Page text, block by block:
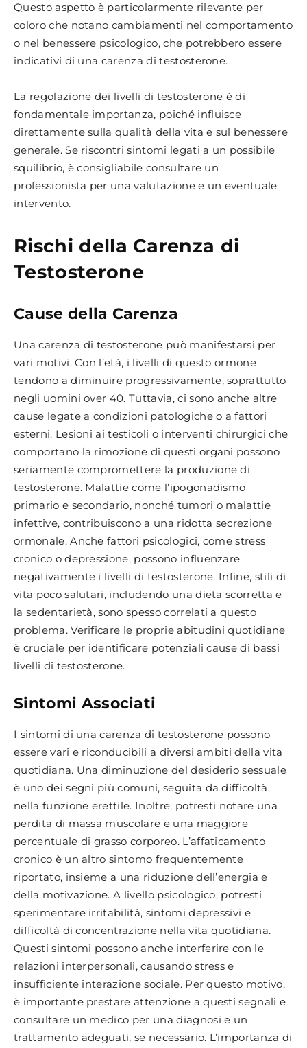
Questo aspetto è particolarmente rilevante per
coloro che notano cambiamenti nel comportamento
o nel benessere psicologico, che potrebbero essere
indicativi di una carenza di testosterone.
La regolazione dei livelli di testosterone è di
fondamentale importanza, poiché influisce
direttamente sulla qualità della vita e sul benessere
generale. Se riscontri sintomi legati a un possibile
squilibrio, è consigliabile consultare un
professionista per una valutazione e un eventuale
intervento.
Rischi della Carenza di
Testosterone
Cause della Carenza
Una carenza di testosterone può manifestarsi per
vari motivi. Con l’età, i livelli di questo ormone
tendono a diminuire progressivamente, soprattutto
negli uomini over 40. Tuttavia, ci sono anche altre
cause legate a condizioni patologiche o a fattori
esterni. Lesioni ai testicoli o interventi chirurgici che
comportano la rimozione di questi organi possono
seriamente compromettere la produzione di
testosterone. Malattie come l’ipogonadismo
primario e secondario, nonché tumori o malattie
infettive, contribuiscono a una ridotta secrezione
ormonale. Anche fattori psicologici, come stress
cronico o depressione, possono influenzare
negativamente i livelli di testosterone. Infine, stili di
vita poco salutari, includendo una dieta scorretta e
la sedentarietà, sono spesso correlati a questo
problema. Verificare le proprie abitudini quotidiane
è cruciale per identificare potenziali cause di bassi
livelli di testosterone.
Sintomi Associati
I sintomi di una carenza di testosterone possono
essere vari e riconducibili a diversi ambiti della vita
quotidiana. Una diminuzione del desiderio sessuale
è uno dei segni più comuni, seguita da difficoltà
nella funzione erettile. Inoltre, potresti notare una
perdita di massa muscolare e una maggiore
percentuale di grasso corporeo. L’affaticamento
cronico è un altro sintomo frequentemente
riportato, insieme a una riduzione dell’energia e
della motivazione. A livello psicologico, potresti
sperimentare irritabilità, sintomi depressivi e
difficoltà di concentrazione nella vita quotidiana.
Questi sintomi possono anche interferire con le
relazioni interpersonali, causando stress e
insufficiente interazione sociale. Per questo motivo,
è importante prestare attenzione a questi segnali e
consultare un medico per una diagnosi e un
trattamento adeguati, se necessario. L’importanza di